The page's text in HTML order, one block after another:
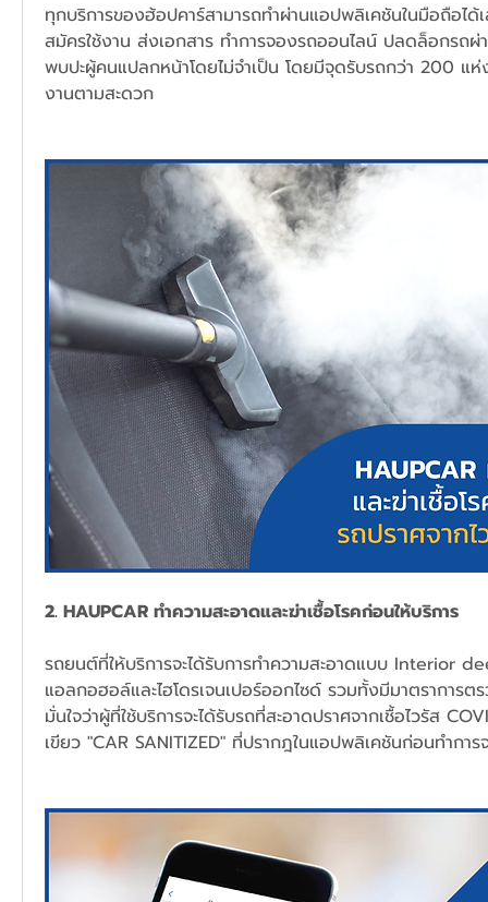
ทุกบริการของฮ้อปคาร์สามารถทำผ่านแอปพลิเคชันในมือถือได้
สมัครใช้งาน ส่งเอกสาร ทำการจองรถออนไลน์ ปลดล็อกรถ
พบปะผู้คนแปลกหน้าโดยไม่จำเป็น โดยมีจุดรับรถกว่า 200 แห่
งานตามสะดวก
2. HAUPCAR ทำความสะอาดและฆ่าเชื้อโรคก่อนให้บริการ
รถยนต์ที่ให้บริการจะได้รับการทำความสะอาดแบบ Interior
แอลกอฮอล์และไฮโดรเจนเปอร์ออกไซด์ รวมทั้งมีมาตราการ
มั่นใจว่าผู้ที่ใช้บริการจะได้รับรถที่สะอาดปราศจากเชื้อไวรัส
เขียว "CAR SANITIZED" ที่ปรากฎในแอปพลิเคชันก่อนทำการ